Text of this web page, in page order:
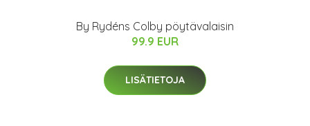
By Rydéns Colby pöytävalaisin
99.9 EUR
LISÄTIETOJA